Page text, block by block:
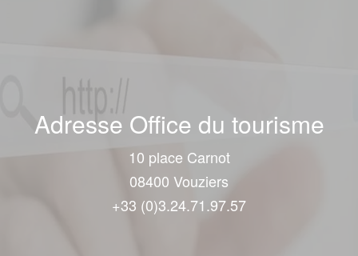
Adresse Office du tourisme
10 place Carnot
08400 Vouziers
+33 (0)3.24.71.97.57